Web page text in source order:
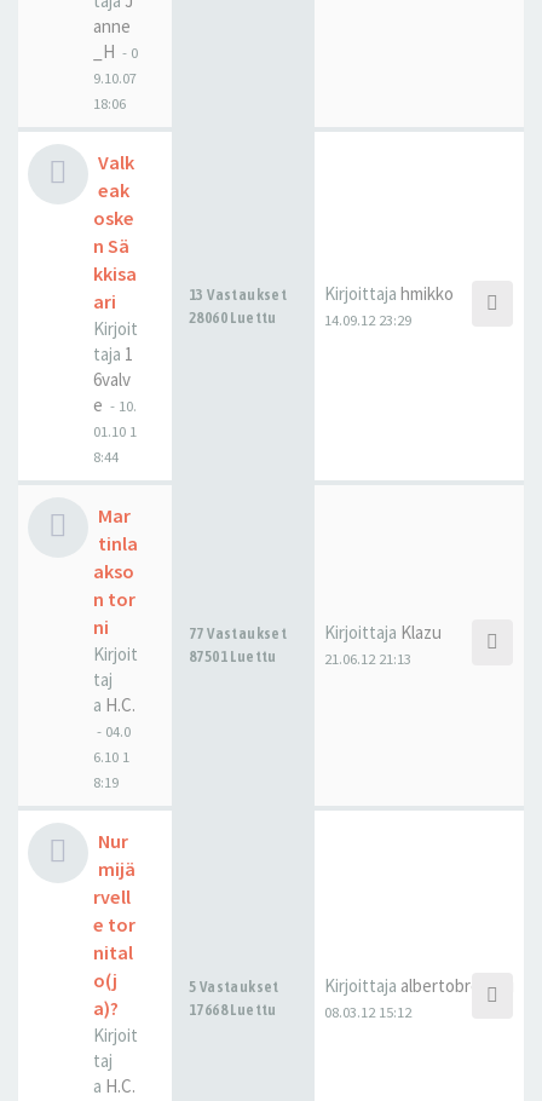
anne
_H - 0
9.10.07
18:06
Valk
eak
oske
n Sä
kkisa
ari
Kirjoit
taja 1
6valv
e - 10.
01.10 1
8:44
13 Vastaukset
28060 Luettu
Kirjoittaja hmikko
14.09.12 23:29
Mar
tinla
akso
n tor
ni
Kirjoit
taj
a H.C.
- 04.0
6.10 1
8:19
77 Vastaukset
87501 Luettu
Kirjoittaja Klazu
21.06.12 21:13
Nur
mijä
rvell
e tor
nital
o(j
a)?
Kirjoit
taj
a H.C.
5 Vastaukset
17668 Luettu
Kirjoittaja albertobroccoli
08.03.12 15:12